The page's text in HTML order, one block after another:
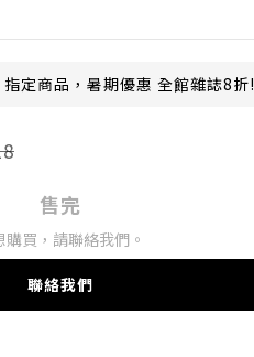
指定商品，暑期優惠 全館雜誌8折!
售完
購買，請聯絡我們。
聯絡我們